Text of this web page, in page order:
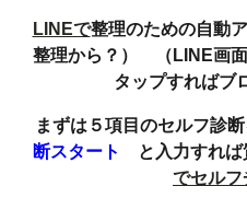
LINEで整理のための自動
整理から？） （LINE画
タップすればブ
まずは５項目のセルフ診
断スタート
と入力すれば
でセルフ